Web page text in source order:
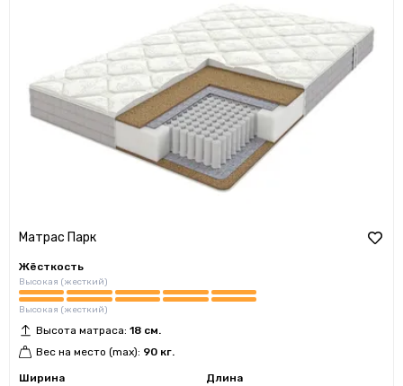
Матрас Парк
Жёсткость
Высокая (жесткий)
Высокая (жесткий)
Высота матраса: 18 см.
Вес на место (max): 90 кг.
Ширина Длина